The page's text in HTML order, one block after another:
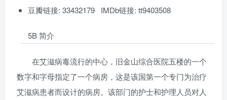
豆瓣链接: 33432179 IMDb链接: tt9403508
5B 简介
在艾滋病毒流行的中心，旧金山综合医院五楼的一个
数字和字母指定了一个病房，这是该国第一个专门为治疗
艾滋病患者而设计的病房。该部门的护士和护理人员对人